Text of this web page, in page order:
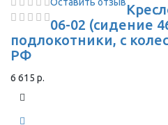
06-02 (сидение
подлокотники, с
РФ
6 615 р.